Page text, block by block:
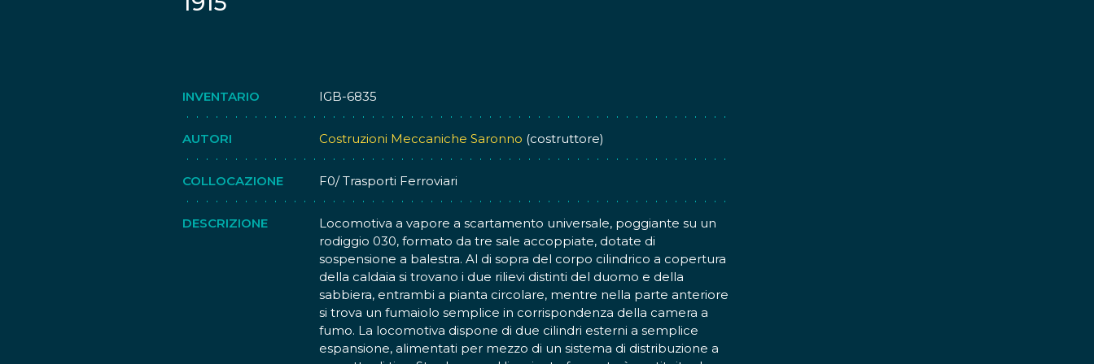
INVENTARIO IGB-6835
AUTORI Costruzioni Meccaniche Saronno (costruttore)
COLLOCAZIONE F0/ Trasporti Ferroviari
DESCRIZIONE
Locomotiva a vapore a scartamento universale, poggiante su un
rodiggio 030, formato da tre sale accoppiate, dotate di
sospensione a balestra. Al di sopra del corpo cilindrico a copertura
della caldaia si trovano i due rilievi distinti del duomo e della
sabbiera, entrambi a pianta circolare, mentre nella parte anteriore
si trova un fumaiolo semplice in corrispondenza della camera a
fumo. La locomotiva dispone di due cilindri esterni a semplice
espansione, alimentati per mezzo di un sistema di distribuzione a